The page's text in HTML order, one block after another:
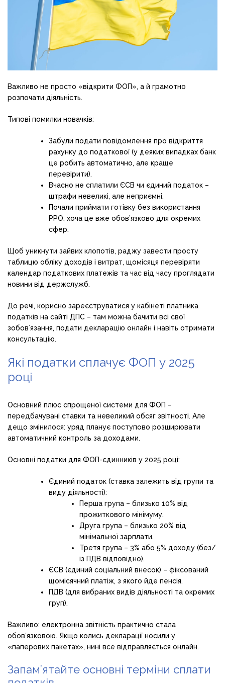
Важливо не просто «відкрити ФОП», а й грамотно
розпочати діяльність.
Типові помилки новачків:
Забули подати повідомлення про відкриття
рахунку до податкової (у деяких випадках банк
це робить автоматично, але краще
перевірити).
Вчасно не сплатили ЄСВ чи єдиний податок –
штрафи невеликі, але неприємні.
Почали приймати готівку без використання
РРО, хоча це вже обов’язково для окремих
сфер.
Щоб уникнути зайвих клопотів, раджу завести просту
таблицю обліку доходів і витрат, щомісяця перевіряти
календар податкових платежів та час від часу проглядати
новини від держслужб.
До речі, корисно зареєструватися у кабінеті платника
податків на сайті ДПС – там можна бачити всі свої
зобовʼязання, подати декларацію онлайн і навіть отримати
консультацію.
Які податки сплачує ФОП у 2025
році
Основний плюс спрощеної системи для ФОП –
передбачувані ставки та невеликий обсяг звітності. Але
дещо змінилося: уряд планує поступово розширювати
автоматичний контроль за доходами.
Основні податки для ФОП-єдинників у 2025 році:
Єдиний податок (ставка залежить від групи та
виду діяльності):
Перша група – близько 10% від
прожиткового мінімуму.
Друга група – близько 20% від
мінімальної зарплати.
Третя група – 3% або 5% доходу (без/
із ПДВ відповідно).
ЄСВ (єдиний соціальний внесок) – фіксований
щомісячний платіж, з якого йде пенсія.
ПДВ (для вибраних видів діяльності та окремих
груп).
Важливо: електронна звітність практично стала
обов’язковою. Якщо колись декларації носили у
«паперових пакетах», нині все відправляється онлайн.
Запам’ятайте основні терміни сплати